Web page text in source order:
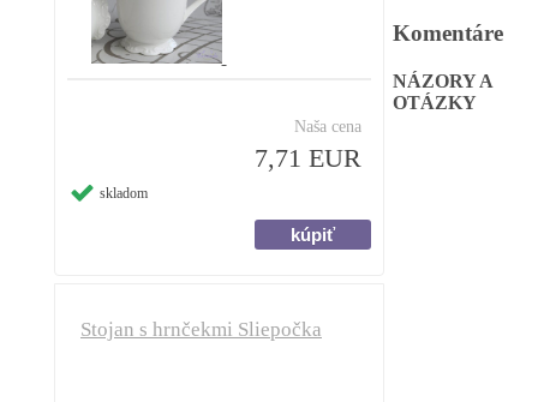
Naša cena
7,71 EUR
skladom
Stojan s hrnčekmi Sliepočka
Komentáre
NÁZORY A
OTÁZKY